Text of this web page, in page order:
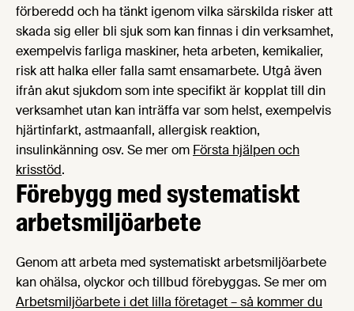
förberedd och ha tänkt igenom vilka särskilda risker att
skada sig eller bli sjuk som kan finnas i din verksamhet,
exempelvis farliga maskiner, heta arbeten, kemikalier,
risk att halka eller falla samt ensamarbete. Utgå även
ifrån akut sjukdom som inte specifikt är kopplat till din
verksamhet utan kan inträffa var som helst, exempelvis
hjärtinfarkt, astmaanfall, allergisk reaktion,
insulinkänning osv. Se mer om Första hjälpen och
krisstöd.
Förebygg med systematiskt
arbetsmiljöarbete
Genom att arbeta med systematiskt arbetsmiljöarbete
kan ohälsa, olyckor och tillbud förebyggas. Se mer om
Arbetsmiljöarbete i det lilla företaget – så kommer du